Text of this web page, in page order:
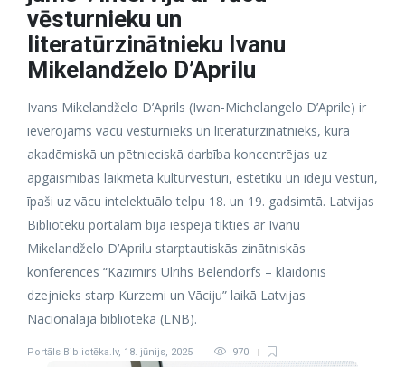
vēsturnieku un
literatūrzinātnieku Ivanu
Mikelandželo D’Aprilu
Ivans Mikelandželo D’Aprils (Iwan-Michelangelo D’Aprile) ir
ievērojams vācu vēsturnieks un literatūrzinātnieks, kura
akadēmiskā un pētnieciskā darbība koncentrējas uz
apgaismības laikmeta kultūrvēsturi, estētiku un ideju vēsturi,
īpaši uz vācu intelektuālo telpu 18. un 19. gadsimtā. Latvijas
Bibliotēku portālam bija iespēja tikties ar Ivanu
Mikelandželo D’Aprilu starptautiskās zinātniskās
konferences “Kazimirs Ulrihs Bēlendorfs – klaidonis
dzejnieks starp Kurzemi un Vāciju” laikā Latvijas
Nacionālajā bibliotēkā (LNB).
Portāls Bibliotēka.lv, 18. jūnijs, 2025 970